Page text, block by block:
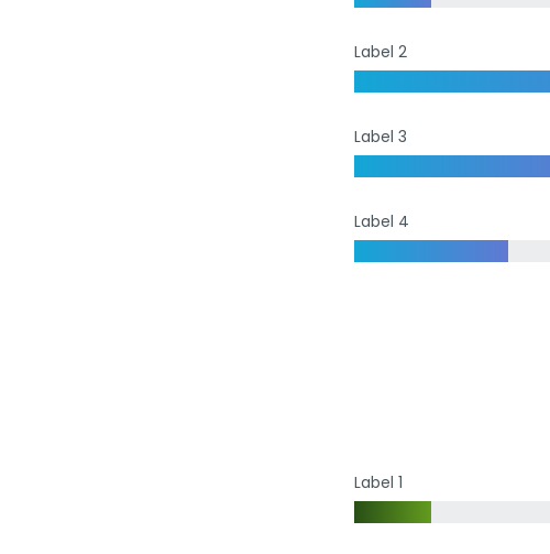
Label 2
Label 3
Label 4
Label 1